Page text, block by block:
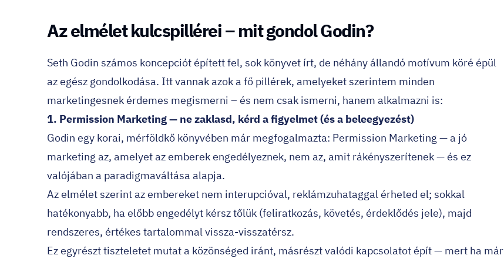
Az elmélet kulcspillérei – mit gondol Godin?
Seth Godin számos koncepciót épített fel, sok könyvet írt, de néhány állandó motívum köré épül
az egész gondolkodása. Itt vannak azok a fő pillérek, amelyeket szerintem minden
marketingesnek érdemes megismerni – és nem csak ismerni, hanem alkalmazni is:
1. Permission Marketing — ne zaklasd, kérd a figyelmet (és a beleegyezést)
Godin egy korai, mérföldkő könyvében már megfogalmazta: Permission Marketing — a jó
marketing az, amelyet az emberek engedélyeznek, nem az, amit rákényszerítenek — és ez
valójában a paradigmaváltása alapja.
Az elmélet szerint az embereket nem interupcióval, reklámzuhataggal érheted el; sokkal
hatékonyabb, ha előbb engedélyt kérsz tőlük (feliratkozás, követés, érdeklődés jele), majd
rendszeres, értékes tartalommal vissza-visszatérsz.
Ez egyrészt tiszteletet mutat a közönséged iránt, másrészt valódi kapcsolatot épít — mert ha már